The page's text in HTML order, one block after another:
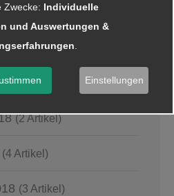
Artikel)
(8 Artikel)
(2 Artikel)
(4 Artikel)
(3 Artikel)
Zwecke: Individuelle
und Auswertungen &
Einstellungen